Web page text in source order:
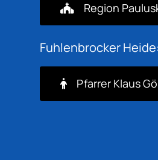
Region
Fuhlenbrocker Heide:
Pfarrer Klaus